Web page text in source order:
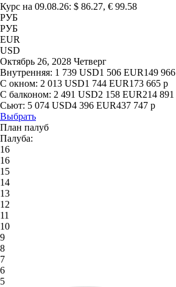
Курс на 09.08.26: $ 86.27, € 99.58
РУБ
РУБ
EUR
USD
Октябрь 26, 2028 Четверг
Внутренняя: 1 739 USD1 506 EUR149 966
С окном: 2 013 USD1 744 EUR173 665 р
С балконом: 2 491 USD2 158 EUR214 891
Сьют: 5 074 USD4 396 EUR437 747 р
Выбрать
План палуб
Палуба:
16
16
15
14
13
12
11
10
9
8
7
6
5